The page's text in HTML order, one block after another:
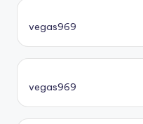
vegas969
vegas969